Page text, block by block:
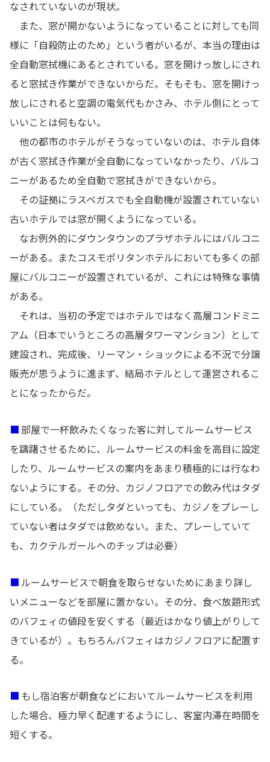
なされていないのが現状。
また、窓が開かないようになっていることに対しても同
様に「自殺防止のため」という者がいるが、本当の理由は
全自動窓拭機にあるとされている。窓を開けっ放しにされ
ると窓拭き作業ができないからだ。そもそも、窓を開けっ
放しにされると空調の電気代もかさみ、ホテル側にとって
いいことは何もない。
他の都市のホテルがそうなっていないのは、ホテル自体
が古く窓拭き作業が全自動になっていなかったり、バルコ
ニーがあるため全自動で窓拭きができないから。
その証拠にラスベガスでも全自動機が設置されていない
古いホテルでは窓が開くようになっている。
なお例外的にダウンタウンのプラザホテルにはバルコニ
ーがある。またコスモポリタンホテルにおいても多くの部
屋にバルコニーが設置されているが、これには特殊な事情
がある。
それは、当初の予定ではホテルではなく高層コンドミニ
アム（日本でいうところの高層タワーマンション）として
建設され、完成後、リーマン・ショックによる不況で分譲
販売が思うように進まず、結局ホテルとして運営されるこ
とになったからだ。
■ 部屋で一杯飲みたくなった客に対してルームサービス
を躊躇させるために、ルームサービスの料金を高目に設定
したり、ルームサービスの案内をあまり積極的には行なわ
ないようにする。その分、カジノフロアでの飲み代はタダ
にしている。（ただしタダといっても、カジノをプレーし
ていない者はタダでは飲めない。また、プレーしていて
も、カクテルガールへのチップは必要）
■ ルームサービスで朝食を取らせないためにあまり詳し
いメニューなどを部屋に置かない。その分、食べ放題形式
のバフェィの値段を安くする（最近はかなり値上がりして
きているが）。もちろんバフェィはカジノフロアに配置す
る。
もし宿泊客が朝食などにおいてルームサービスを利用
した場合、極力早く配達するようにし、客室内滞在時間を
短くする。